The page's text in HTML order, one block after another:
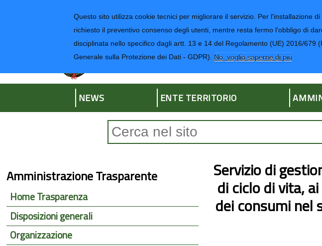
Questo sito utilizza cookie tecnici per migliorare il servizio. Per l'installazione
richiesto il preventivo consenso degli utenti, mentre resta fermo l'obbligo di
disciplinata nello specifico dagli artt. 13 e 14 del Regolamento (UE) 2016/679
Generale sulla Protezione dei Dati - GDPR). No, voglio saperne di più
Regione Liguria
Provincia di Imperia
NEWS ENTE TERRITORIO
Servizio di
di ciclo di vita,
dei consumi nel
Amministrazione Trasparente
Home Trasparenza
Disposizioni generali
Organizzazione